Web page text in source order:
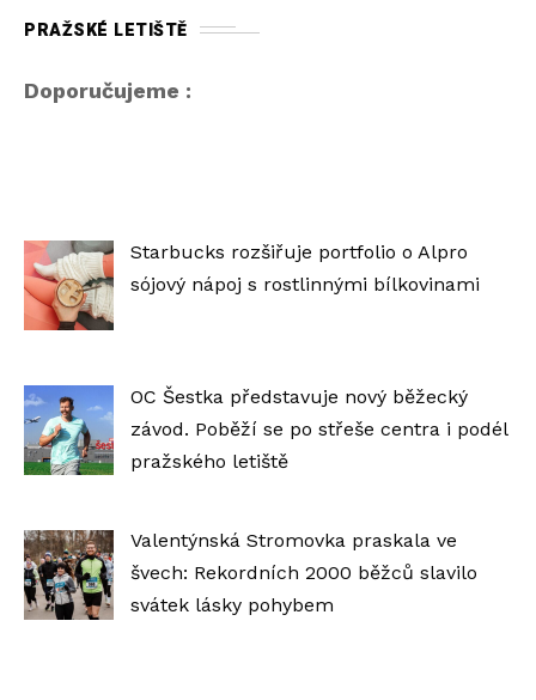
PRAŽSKÉ LETIŠTĚ
Doporučujeme :
Starbucks rozšiřuje portfolio o Alpro
sójový nápoj s rostlinnými bílkovinami
OC Šestka představuje nový běžecký
závod. Poběží se po střeše centra i podél
pražského letiště
Valentýnská Stromovka praskala ve
švech: Rekordních 2000 běžců slavilo
svátek lásky pohybem